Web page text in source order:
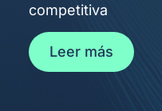
competitiva
Leer más